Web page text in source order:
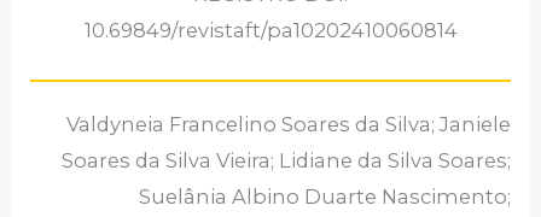
10.69849/revistaft/pa10202410060814
Valdyneia Francelino Soares da Silva; Janiele
Soares da Silva Vieira; Lidiane da Silva Soares;
Suelânia Albino Duarte Nascimento;